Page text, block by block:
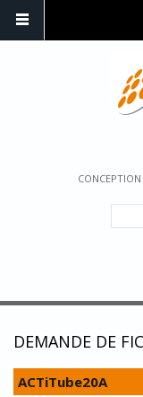
DEMANDE DE
ACTiTube20A